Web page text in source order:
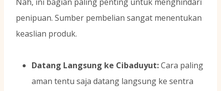
penipuan. Sumber pembelian sangat menentukan
keaslian produk.
Datang Langsung ke Cibaduyut:Cara paling
aman tentu saja datang langsung ke sentra